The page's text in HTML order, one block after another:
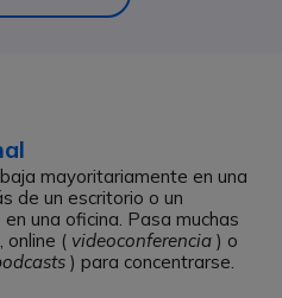
mayoritariamente en una
de un escritorio o un
una oficina. Pasa muchas
online ( videoconferencia ) o
) para concentrarse.